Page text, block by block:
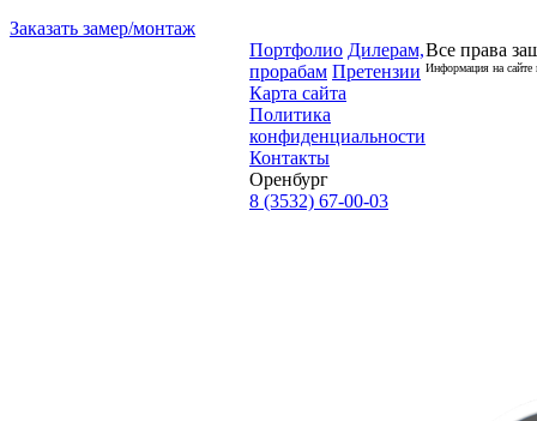
Заказать замер/монтаж
Портфолио Дилерам,
прорабам Претензии
Карта сайта
Политика
конфиденциальности
Контакты
Оренбург
8 (3532) 67-00-03
Все права
Информация на сайте